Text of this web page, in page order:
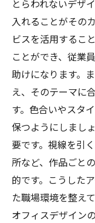
とらわれないデザ
入れることがその
ビスを活用するこ
ことができ、従業
助けになります。
え、そのテーマに
す。色合いやスタ
保つようにしまし
要です。視線を引
所など、作品ごと
的です。こうした
た職場環境を整え
オフィスデザイン